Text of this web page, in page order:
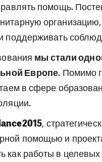
помощь.
поддерживать
мы стали
Европе. Помимо
в сфере
,
помощью и
как работы в